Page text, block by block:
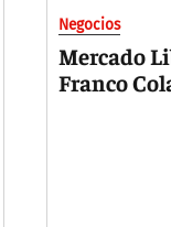
Negocios
Mercado
Franco